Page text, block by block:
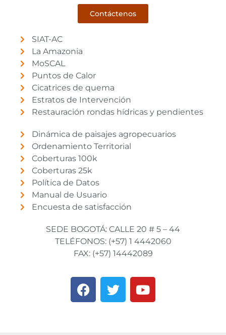
Contáctenos
SIAT-AC
La Amazonia
MoSCAL
Puntos de Calor
Cicatrices de quema
Estratos de Intervención
Restauración rondas hídricas y pendientes
Dinámica de paisajes agropecuarios
Ordenamiento Territorial
Coberturas 100k
Coberturas 25k
Política de Datos
Manual de Usuario
Encuesta de satisfacción
SEDE BOGOTÁ: CALLE 20 # 5 – 44
TELÉFONOS: (+57) 1 4442060
FAX: (+57) 14442089